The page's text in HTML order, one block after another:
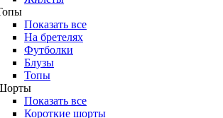
Показать все
На бретелях
Футболки
Блузы
Топы
Показать все
Короткие шорты